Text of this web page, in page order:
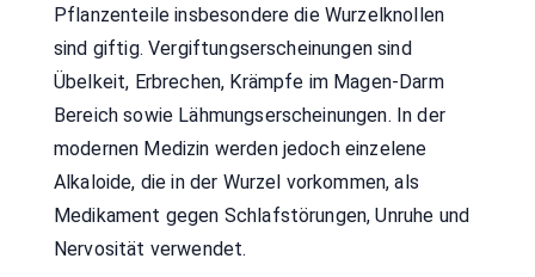
Pflanzenteile insbesondere die Wurzelknollen
sind giftig. Vergiftungserscheinungen sind
Übelkeit, Erbrechen, Krämpfe im Magen-Darm
Bereich sowie Lähmungserscheinungen. In der
modernen Medizin werden jedoch einzelene
Alkaloide, die in der Wurzel vorkommen, als
Medikament gegen Schlafstörungen, Unruhe und
Nervosität verwendet.